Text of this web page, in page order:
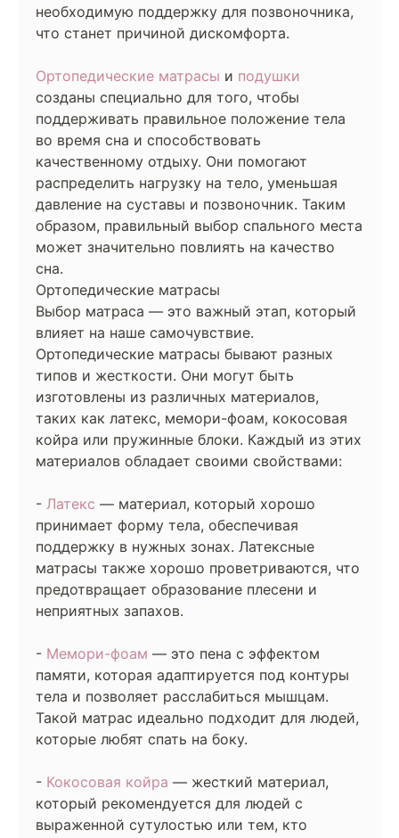
необходимую поддержку для позвоночника,
что станет причиной дискомфорта.
Ортопедические матрасы и подушки
созданы специально для того, чтобы
поддерживать правильное положение тела
во время сна и способствовать
качественному отдыху. Они помогают
распределить нагрузку на тело, уменьшая
давление на суставы и позвоночник. Таким
образом, правильный выбор спального места
может значительно повлиять на качество
сна.
Ортопедические матрасы
Выбор матраса — это важный этап, который
влияет на наше самочувствие.
Ортопедические матрасы бывают разных
типов и жесткости. Они могут быть
изготовлены из различных материалов,
таких как латекс, мемори-фоам, кокосовая
койра или пружинные блоки. Каждый из этих
материалов обладает своими свойствами:
- Латекс — материал, который хорошо
принимает форму тела, обеспечивая
поддержку в нужных зонах. Латексные
матрасы также хорошо проветриваются, что
предотвращает образование плесени и
неприятных запахов.
- Мемори-фоам — это пена с эффектом
памяти, которая адаптируется под контуры
тела и позволяет расслабиться мышцам.
Такой матрас идеально подходит для людей,
которые любят спать на боку.
- Кокосовая койра — жесткий материал,
который рекомендуется для людей с
выраженной сутулостью или тем, кто